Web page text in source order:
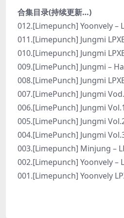
合集目录(持续更新…)
012.[Limepunch] Yoonvely –
011.[Limepunch] Jungmi
010.[Limepunch] Jungmi
009.[LimePunch] Jungmi –
008.[LimePunch] Jungmi
007.[LimePunch] Jungmi
006.[LimePunch] Jungmi
005.[LimePunch] Jungmi
004.[LimePunch] Jungmi
003.[Limepunch] Minjung –
002.[Limepunch] Yoonvely –
001.[Limepunch] Yoonvely